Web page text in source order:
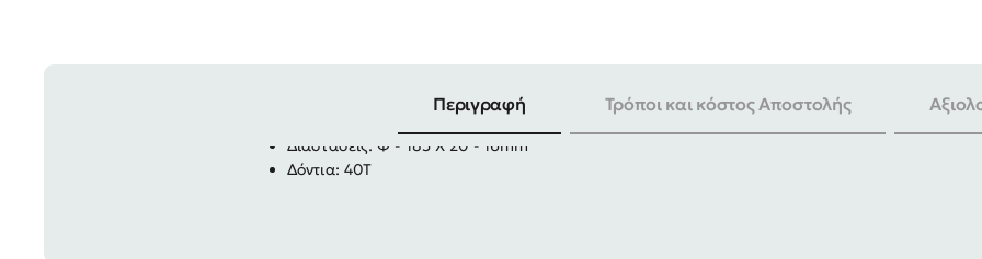
Περιγραφή Τρόποι και κόστος Αποστολής
Διαστάσεις: Φ - 185 Χ 20 - 16mm
Δόντια: 40Τ